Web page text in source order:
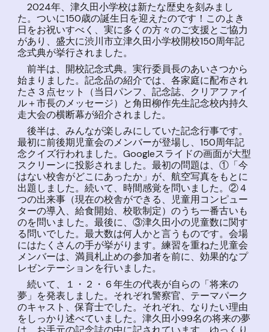
2024年、津久田小学校は新たな歴史を刻みまし
た。ついに150歳の誕生日を迎えたのです！このよき
日をお祝いすべく、実に多くの方々のご支援とご協力
があり、盛大に渋川市立津久田小学校開校150周年記
念式典が挙行されました。
前半は、開校記念式典。実行委員長のあいさつから
始まりました。記念品の紹介では、各家庭に配布され
たさ３点セット（当日パンフ、記念誌、クリアファイ
ル＋市長のメッセージ）と角田柳作先生記念校内持久
走大会の横断幕が紹介されました。
後半は、みんなが楽しみにしていた記念行事です。
最初に前後期児童会のメンバーが登場し、150周年記
念クイズ行われました。Googleスライドの画面が大型
スクリーンに投影されました。最初の問題は、①「今
はない校舎がどこにあったか」が、航空写真をもとに
出題しました。続いて、時間感覚を問いました。②４
つの出来事（現在の校舎ができる、児童用コンピュー
ターの導入、給食開始、校歌制定）のうち一番古いも
のを問いました。最後に、③津久田小の児童数に関す
る問いでした。最大数は何人かと言うものです。会場
にはたくさんの手が挙がります。練習を重ねた児童会
メンバーは、満員札止めの参加者を前に、効果的なプ
レゼンテーションを行いました。
続いて、１・２・６年生の代表が自らの「将来の
夢」を発表しました。それぞれ警察官、テーマパーク
のキャスト、保育士でした。それぞれ、なりたい理由
をしっかり述べていました。津久田小99名の将来の夢